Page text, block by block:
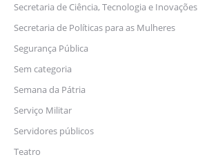
Secretaria de Ciência, Tecnologia e Inovações
Secretaria de Políticas para as Mulheres
Segurança Pública
Sem categoria
Semana da Pátria
Serviço Militar
Servidores públicos
Teatro